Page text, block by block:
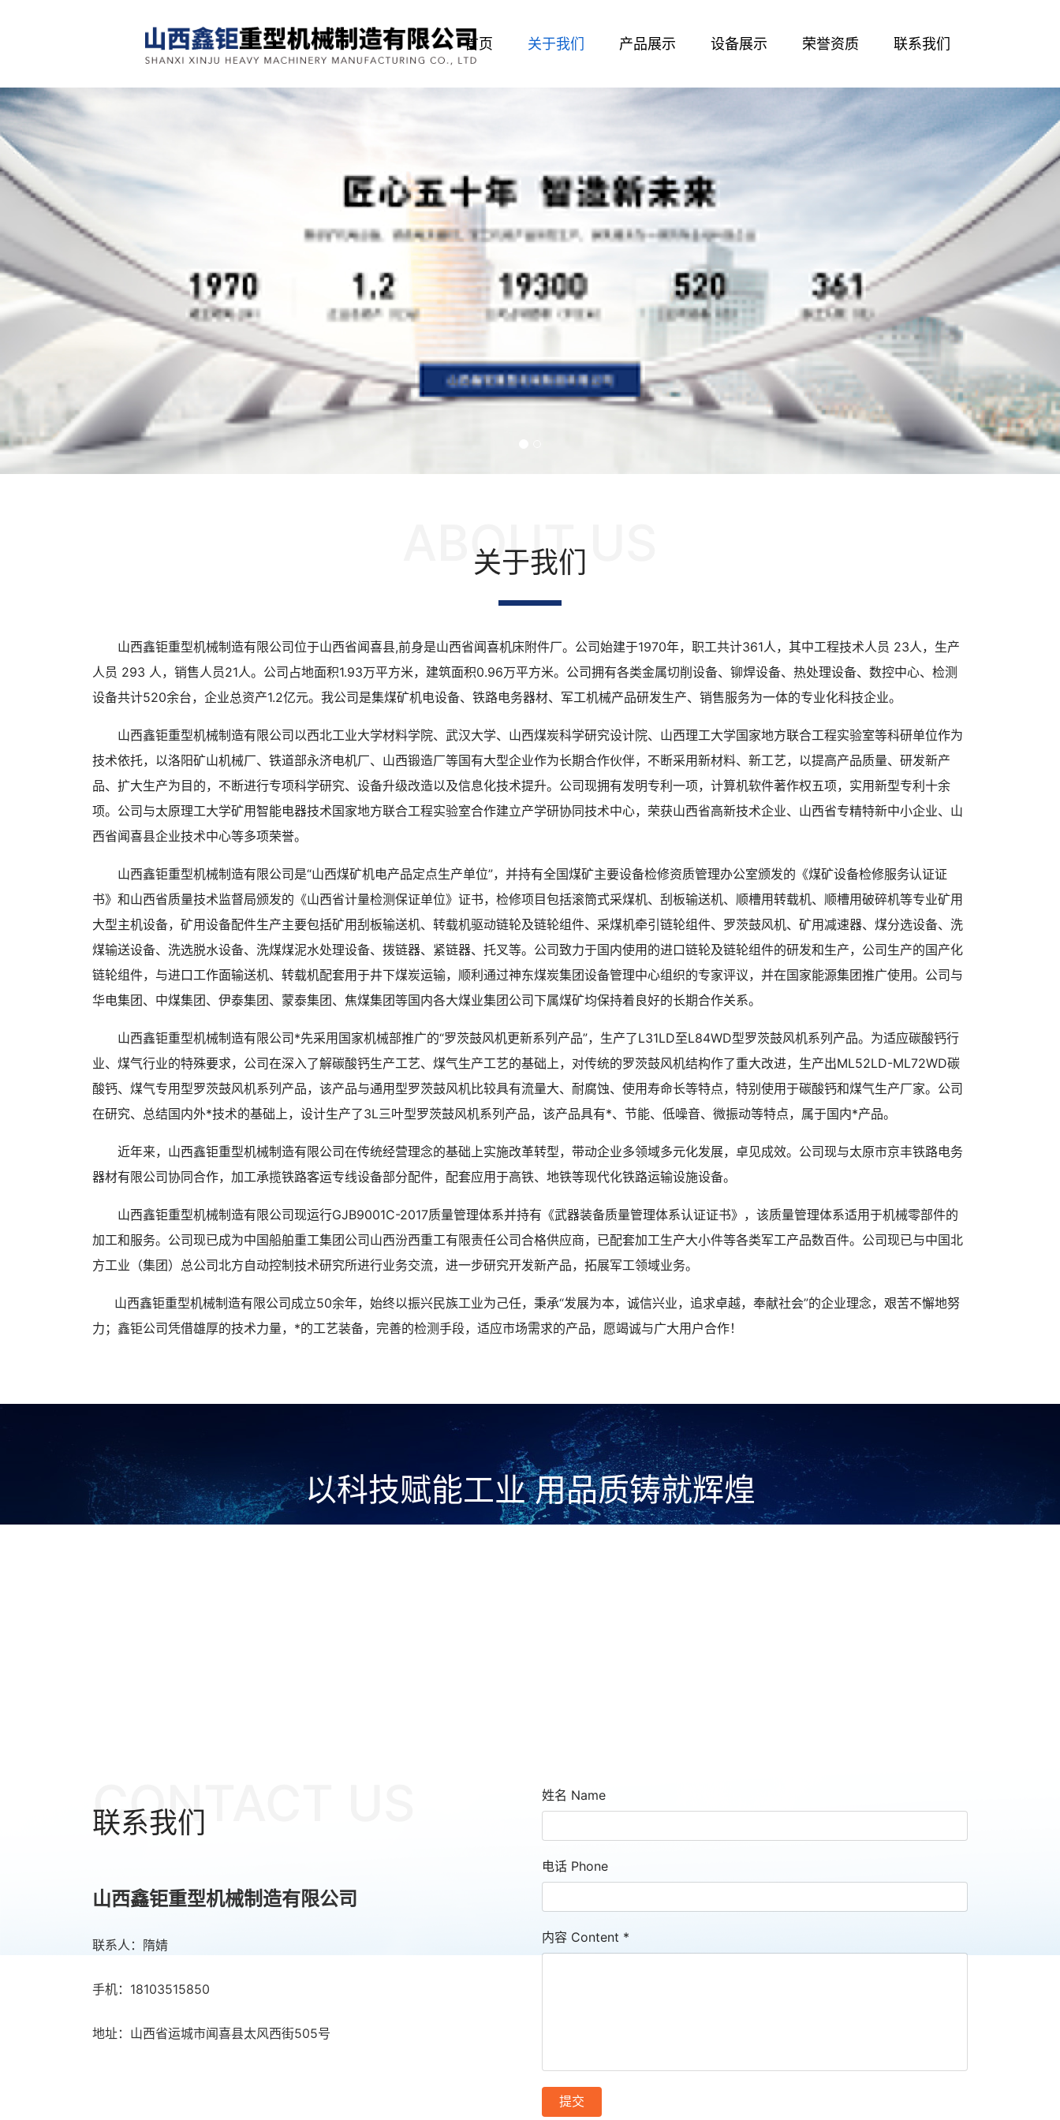
首页 关于我们 产品展示 设备展示 荣誉资质 联系我们
ABOUT US
关于我们
山西鑫钜重型机械制造有限公司位于山西省闻喜县,前身是山西省闻喜机床附件厂。公司始建于1970年，职工共计361人，其中工程技术人员 23人，生产
人员 293 人，销售人员21人。公司占地面积1.93万平方米，建筑面积0.96万平方米。公司拥有各类金属切削设备、铆焊设备、热处理设备、数控中心、检测
设备共计520余台，企业总资产1.2亿元。我公司是集煤矿机电设备、铁路电务器材、军工机械产品研发生产、销售服务为一体的专业化科技企业。
山西鑫钜重型机械制造有限公司以西北工业大学材料学院、武汉大学、山西煤炭科学研究设计院、山西理工大学国家地方联合工程实验室等科研单位作为
技术依托，以洛阳矿山机械厂、铁道部永济电机厂、山西锻造厂等国有大型企业作为长期合作伙伴，不断采用新材料、新工艺，以提高产品质量、研发新产
品、扩大生产为目的，不断进行专项科学研究、设备升级改造以及信息化技术提升。公司现拥有发明专利一项，计算机软件著作权五项，实用新型专利十余
项。公司与太原理工大学矿用智能电器技术国家地方联合工程实验室合作建立产学研协同技术中心，荣获山西省高新技术企业、山西省专精特新中小企业、山
西省闻喜县企业技术中心等多项荣誉。
山西鑫钜重型机械制造有限公司是“山西煤矿机电产品定点生产单位”，并持有全国煤矿主要设备检修资质管理办公室颁发的《煤矿设备检修服务认证证
书》和山西省质量技术监督局颁发的《山西省计量检测保证单位》证书，检修项目包括滚筒式采煤机、刮板输送机、顺槽用转载机、顺槽用破碎机等专业矿用
大型主机设备，矿用设备配件生产主要包括矿用刮板输送机、转载机驱动链轮及链轮组件、采煤机牵引链轮组件、罗茨鼓风机、矿用减速器、煤分选设备、洗
煤输送设备、洗选脱水设备、洗煤煤泥水处理设备、拨链器、紧链器、托叉等。公司致力于国内使用的进口链轮及链轮组件的研发和生产，公司生产的国产化
链轮组件，与进口工作面输送机、转载机配套用于井下煤炭运输，顺利通过神东煤炭集团设备管理中心组织的专家评议，并在国家能源集团推广使用。公司与
华电集团、中煤集团、伊泰集团、蒙泰集团、焦煤集团等国内各大煤业集团公司下属煤矿均保持着良好的长期合作关系。
山西鑫钜重型机械制造有限公司*先采用国家机械部推广的“罗茨鼓风机更新系列产品”，生产了L31LD至L84WD型罗茨鼓风机系列产品。为适应碳酸钙行
业、煤气行业的特殊要求，公司在深入了解碳酸钙生产工艺、煤气生产工艺的基础上，对传统的罗茨鼓风机结构作了重大改进，生产出ML52LD-ML72WD碳
酸钙、煤气专用型罗茨鼓风机系列产品，该产品与通用型罗茨鼓风机比较具有流量大、耐腐蚀、使用寿命长等特点，特别使用于碳酸钙和煤气生产厂家。公司
在研究、总结国内外*技术的基础上，设计生产了3L三叶型罗茨鼓风机系列产品，该产品具有*、节能、低噪音、微振动等特点，属于国内*产品。
近年来，山西鑫钜重型机械制造有限公司在传统经营理念的基础上实施改革转型，带动企业多领域多元化发展，卓见成效。公司现与太原市京丰铁路电务
器材有限公司协同合作，加工承揽铁路客运专线设备部分配件，配套应用于高铁、地铁等现代化铁路运输设施设备。
山西鑫钜重型机械制造有限公司现运行GJB9001C-2017质量管理体系并持有《武器装备质量管理体系认证证书》，该质量管理体系适用于机械零部件的
加工和服务。公司现已成为中国船舶重工集团公司山西汾西重工有限责任公司合格供应商，已配套加工生产大小件等各类军工产品数百件。公司现已与中国北
方工业（集团）总公司北方自动控制技术研究所进行业务交流，进一步研究开发新产品，拓展军工领域业务。
山西鑫钜重型机械制造有限公司成立50余年，始终以振兴民族工业为己任，秉承“发展为本，诚信兴业，追求卓越，奉献社会”的企业理念，艰苦不懈地努
力；鑫钜公司凭借雄厚的技术力量，*的工艺装备，完善的检测手段，适应市场需求的产品，愿竭诚与广大用户合作！
以科技赋能工业 用品质铸就辉煌
CONTACT US
联系我们
山西鑫钜重型机械制造有限公司
联系人：隋婧
手机：18103515850
地址：山西省运城市闻喜县太风西街505号
姓名 Name
电话 Phone
内容 Content *
提交